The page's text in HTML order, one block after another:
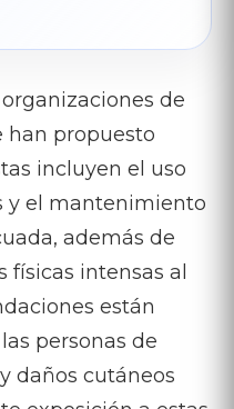
de
han propuesto
incluyen el uso
y el mantenimiento
además de
intensas al
están
personas de
daños cutáneos